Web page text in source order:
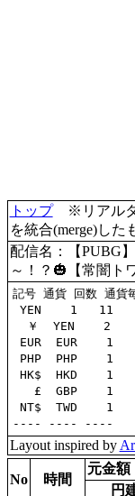
トップ※リアルタ
を統合(merge)した
配信名：【PUBG
～！？🎃【常闇ト
記号 通貨 回数 通貨
YEN    1   11
￥  YEN    2
EUR  EUR    1
PHP  PHP    1
HK$  HKD    1
£  GBP    1
NT$  TWD    1
Layout inspired by
No 時間
元金額
円